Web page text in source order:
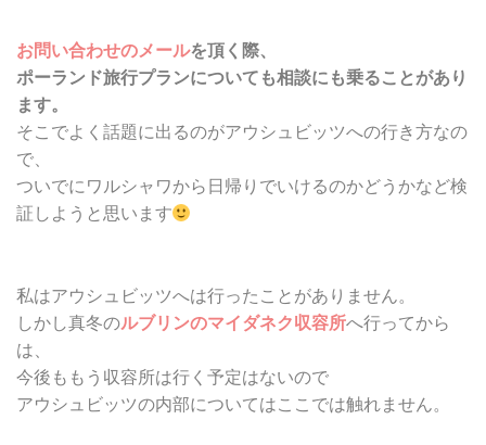
お問い合わせのメールを頂く際、
ポーランド旅行プランについても相談にも乗ることがあり
ます。
そこでよく話題に出るのがアウシュビッツへの行き方なの
で、
ついでにワルシャワから日帰りでいけるのかどうかなど検
証しようと思います
私はアウシュビッツへは行ったことがありません。
しかし真冬のルブリンのマイダネク収容所へ行ってから
は、
今後ももう収容所は行く予定はないので
アウシュビッツの内部についてはここでは触れません。